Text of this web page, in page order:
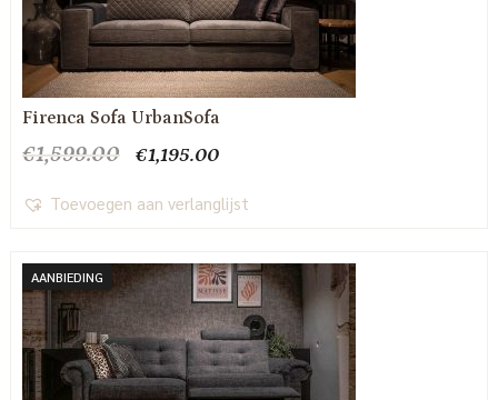
Firenca Sofa UrbanSofa
€1,599.00
Oorspronkelijke
was:
€1,195.00Huidige
is:
Toevoegen aan verlanglijst
AANBIEDING